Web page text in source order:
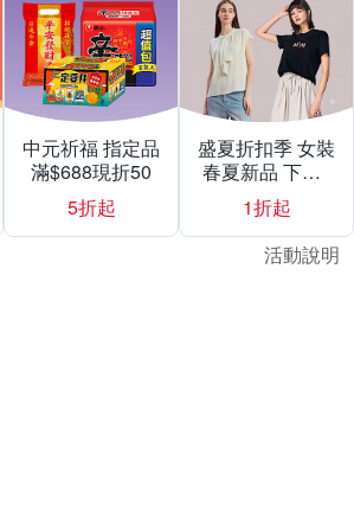
中元祈福 指定品
滿$688現折50
5折起
盛夏折扣季 女裝
春夏新品 下殺1
折起
1折起
活動說明